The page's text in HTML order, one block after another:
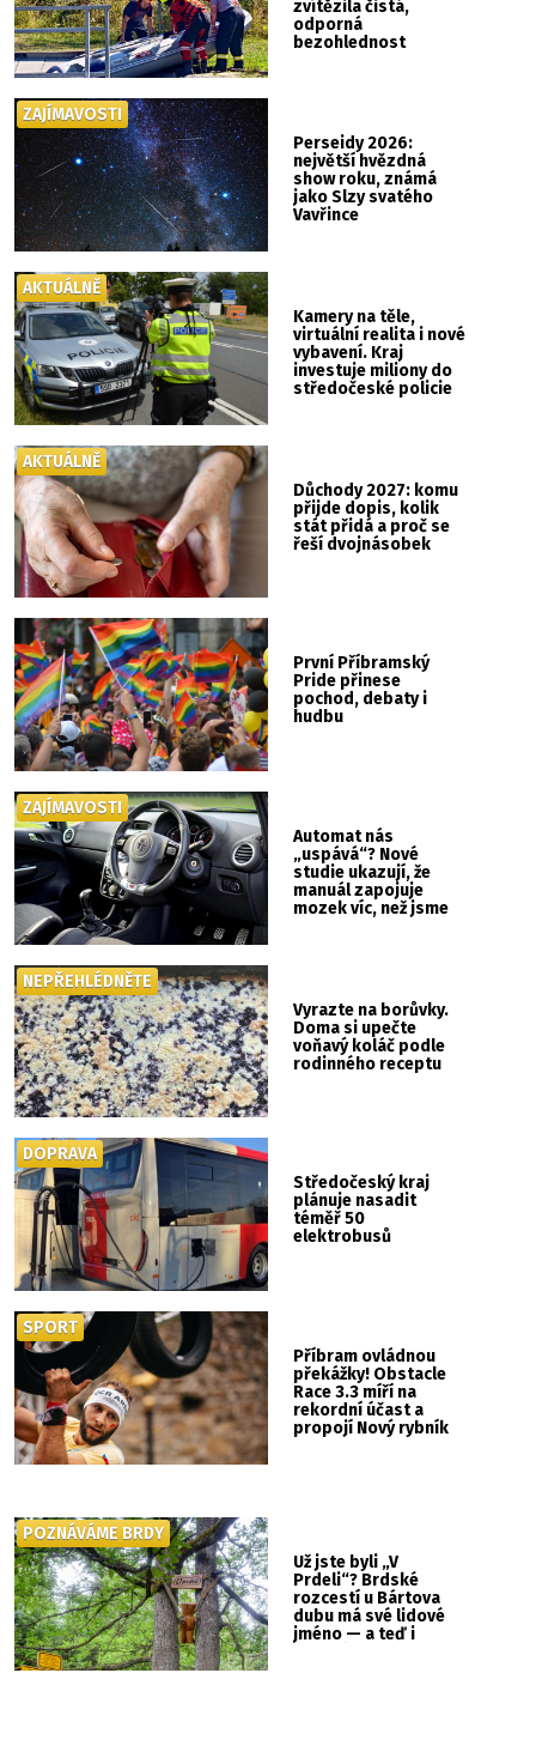
zvítězila čistá,
odporná
bezohlednost
Perseidy 2026:
největší hvězdná
show roku, známá
jako Slzy svatého
Vavřince
ZAJÍMAVOSTI
Kamery na těle,
virtuální realita i nové
vybavení. Kraj
investuje miliony do
středočeské policie
AKTUÁLNĚ
Důchody 2027: komu
přijde dopis, kolik
stát přidá a proč se
řeší dvojnásobek
AKTUÁLNĚ
První Příbramský
Pride přinese
pochod, debaty i
hudbu
Automat nás
„uspává“? Nové
studie ukazují, že
manuál zapojuje
mozek víc, než jsme
ZAJÍMAVOSTI
Vyrazte na borůvky.
Doma si upečte
voňavý koláč podle
rodinného receptu
NEPŘEHLÉDNĚTE
Středočeský kraj
plánuje nasadit
téměř 50
elektrobusů
DOPRAVA
Příbram ovládnou
překážky! Obstacle
Race 3.3 míří na
rekordní účast a
propojí Nový rybník
SPORT
Už jste byli „V
Prdeli“? Brdské
rozcestí u Bártova
dubu má své lidové
jméno — a teď i
POZNÁVÁME BRDY